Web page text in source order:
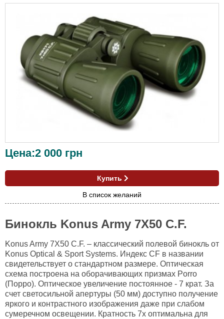
Цена:2 000 грн
Купить
В список желаний
Бинокль Konus Army 7X50 C.F.
Konus Army 7X50 C.F. – классический полевой бинокль от
Konus Optical & Sport Systems. Индекс CF в названии
свидетельствует о стандартном размере. Оптическая
схема построена на оборачивающих призмах Porro
(Порро). Оптическое увеличение постоянное - 7 крат. За
счет светосильной апертуры (50 мм) доступно получение
яркого и контрастного изображения даже при слабом
сумеречном освещении. Кратность 7х оптимальна для